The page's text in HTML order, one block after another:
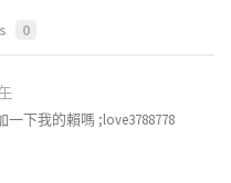
0
下我的賴嗎 ;love3788778